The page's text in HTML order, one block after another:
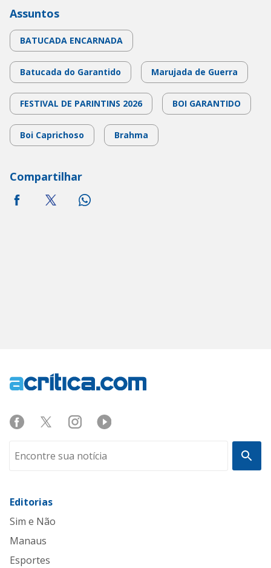
Assuntos
BATUCADA ENCARNADA
Batucada do Garantido Marujada de Guerra
FESTIVAL DE PARINTINS 2026 BOI GARANTIDO
Boi Caprichoso Brahma
Compartilhar
Editorias
Sim e Não
Manaus
Esportes